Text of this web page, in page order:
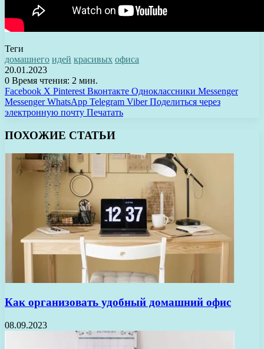
Теги
домашнего идей красивых офиса
20.01.2023
0 Время чтения: 2 мин.
Facebook X Pinterest Вконтакте Одноклассники Messenger
Messenger WhatsApp Telegram Viber Поделиться через
электронную почту Печатать
ПОХОЖИЕ СТАТЬИ
Как организовать удобный домашний офис
08.09.2023